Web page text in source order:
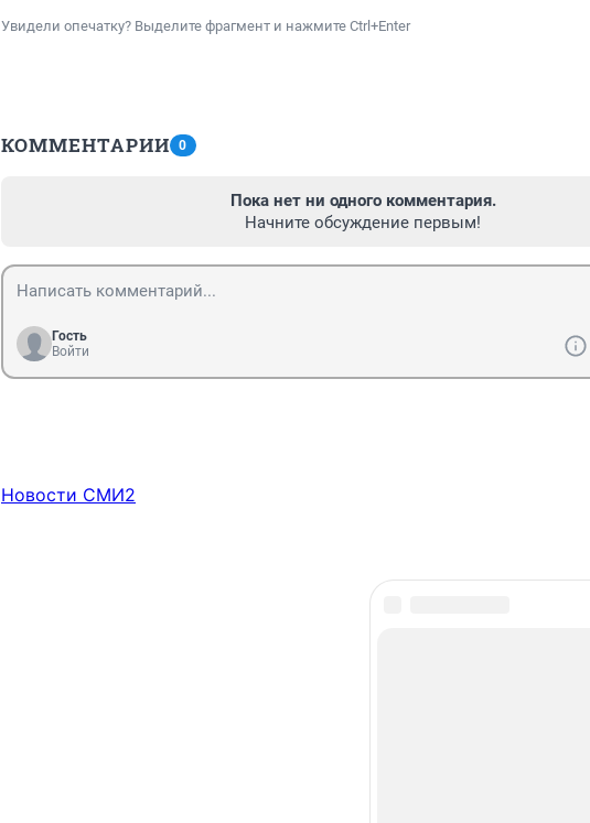
Увидели опечатку? Выделите фрагмент и нажмите Ctrl+Enter
КОММЕНТАРИИ 0
Пока нет ни одного комментария.
Начните обсуждение первым!
Гость
Войти
Новости СМИ2